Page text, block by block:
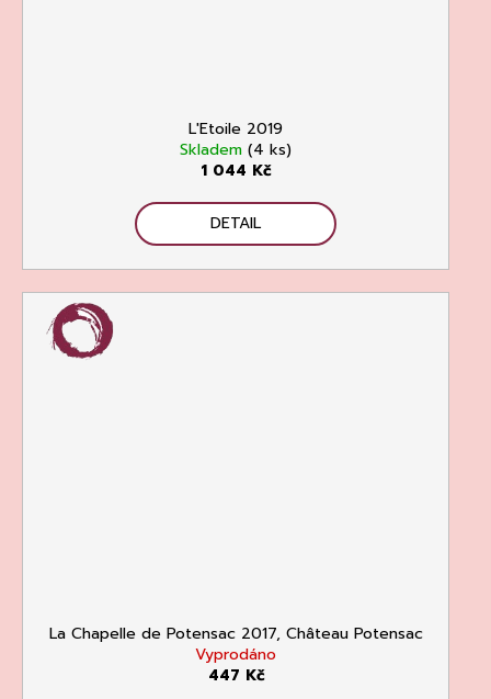
L'Etoile 2019
Skladem (4 ks)
1 044 Kč
DETAIL
La Chapelle de Potensac 2017, Château Potensac
Vyprodáno
447 Kč